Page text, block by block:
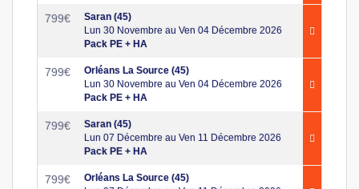
799€
Saran (45)
Lun 30 Novembre au Ven 04 Décembre 2026
Pack PE + HA
799€
Orléans La Source (45)
Lun 30 Novembre au Ven 04 Décembre 2026
Pack PE + HA
799€
Saran (45)
Lun 07 Décembre au Ven 11 Décembre 2026
Pack PE + HA
799€
Orléans La Source (45)